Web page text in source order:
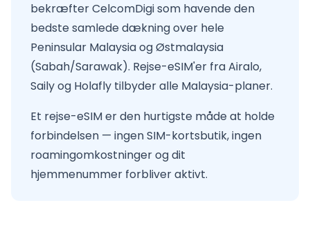
bekræfter CelcomDigi som havende den
bedste samlede dækning over hele
Peninsular Malaysia og Østmalaysia
(Sabah/Sarawak). Rejse-eSIM'er fra Airalo,
Saily og Holafly tilbyder alle Malaysia-planer.
Et rejse-eSIM er den hurtigste måde at holde
forbindelsen — ingen SIM-kortsbutik, ingen
roamingomkostninger og dit
hjemmenummer forbliver aktivt.